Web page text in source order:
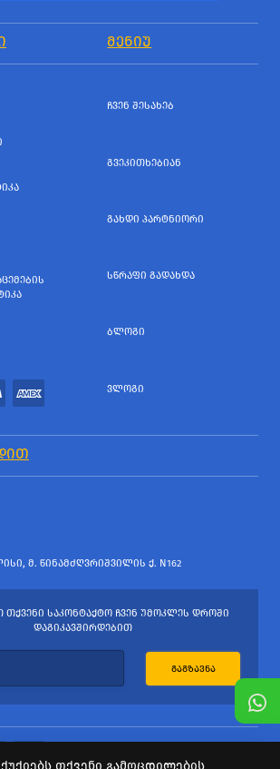
ᲛᲔᲜᲘᲣ
ᲩᲕᲔᲜ ᲨᲔᲡᲐᲮᲔᲑ
ᲒᲕᲔᲙᲘᲗᲮᲔᲑᲘᲐᲜ
ᲒᲐᲮᲓᲘ ᲞᲐᲠᲢᲜᲘᲝᲠᲘ
ᲡᲬᲠᲐᲤᲘ ᲒᲐᲓᲐᲮᲓᲐ
ᲑᲚᲝᲒᲘ
ᲕᲚᲝᲒᲘ
Მ. ᲬᲘᲜᲐᲛᲫᲦᲕᲠᲘᲨᲕᲘᲚᲘᲡ Ქ. N162
ᲗᲥᲕᲔᲜᲘ ᲡᲐᲙᲝᲜᲢᲐᲥᲢᲝ ᲩᲕᲔᲜ ᲣᲛᲝᲙᲚᲔᲡ ᲓᲠᲝᲨᲘ
ᲓᲐᲒᲘᲙᲐᲕᲨᲘᲠᲓᲔᲑᲘᲗ
ᲒᲐᲒᲖᲐᲕᲜᲐ
თქვენი გამოცდილების